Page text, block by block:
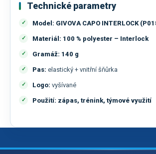
Technické parametry
Model: GIVOVA CAPO INTERLOCK
Materiál: 100 % polyester – Interlock
Gramáž: 140 g
Pas: elastický + vnitřní šňůrka
Logo: vyšívané
Použití: zápas, trénink, týmové využití